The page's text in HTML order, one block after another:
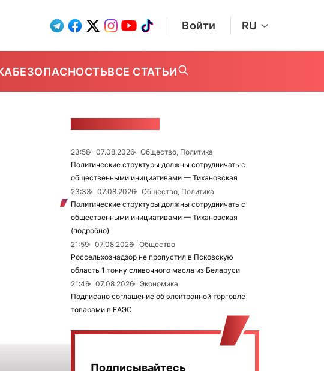
Войти RU
БЕЗОПАСНОСТЬВСЕ СТАТЬИ
23:58 07.08.2026
Общество, Политика
Политические структуры должны сотрудничать с
общественными инициативами — Тихановская
23:33
07.08.2026
Общество, Политика
Политические структуры должны сотрудничать с
общественными инициативами — Тихановская
(подробно)
21:59
07.08.2026
Общество
Россельхознадзор не пропустил в Псковскую
область 1 тонну сливочного масла из Беларуси
21:46
07.08.2026
Экономика
Подписано соглашение об электронной торговле
товарами в ЕАЭС
Подписывайтесь